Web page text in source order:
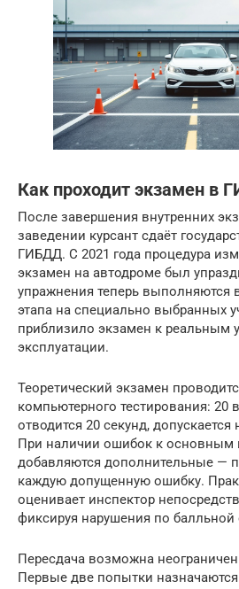
Как проходит экзамен в
После завершения внутренних
заведении курсант сдаёт
ГИБДД. С 2021 года процедура
экзамен на автодроме был
упражнения теперь выполняются
этапа на специально выбранных
приблизило экзамен к реальным
эксплуатации.
Теоретический экзамен
компьютерного тестирования: 20
отводится 20 секунд,
При наличии ошибок к основным
добавляются дополнительные —
каждую допущенную ошибку.
оценивает инспектор
фиксируя нарушения по балльной
Пересдача возможна
Первые две попытки